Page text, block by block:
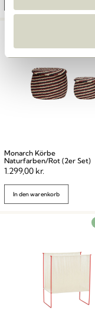
Monarch Körbe
Naturfarben/Rot (2er Set)
1.299,00 kr.
In den warenkorb